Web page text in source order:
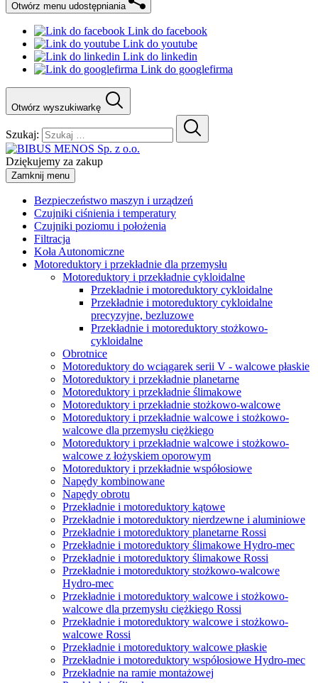
Otwórz menu udostępniania
Link do facebook
Link do youtube
Link do linkedin
Link do googlefirma
Otwórz wyszukiwarkę
Szukaj:
Dziękujemy za zakup
Zamknij menu
Bezpieczeństwo maszyn i urządzeń
Czujniki ciśnienia i temperatury
Czujniki poziomu i położenia
Filtracja
Koła Autonomiczne
Motoreduktory i przekładnie dla przemysłu
Motoreduktory i przekładnie cykloidalne
Przekładnie i motoreduktory cykloidalne
Przekładnie i motoreduktory cykloidalne
precyzyjne, bezluzowe
Przekładnie i motoreduktory stożkowo-
cykloidalne
Obrotnice
Motoreduktory do wciągarek serii V - walcowe płaskie
Motoreduktory i przekładnie planetarne
Motoreduktory i przekładnie ślimakowe
Motoreduktory i przekładnie stożkowo-walcowe
Motoreduktory i przekładnie walcowe i stożkowo-
walcowe dla przemysłu ciężkiego
Motoreduktory i przekładnie walcowe i stożkowo-
walcowe z łożyskiem oporowym
Motoreduktory i przekładnie współosiowe
Napędy kombinowane
Napędy obrotu
Przekładnie i motoreduktory kątowe
Przekładnie i motoreduktory nierdzewne i aluminiowe
Przekładnie i motoreduktory planetarne Rossi
Przekładnie i motoreduktory ślimakowe Hydro-mec
Przekładnie i motoreduktory ślimakowe Rossi
Przekładnie i motoreduktory stożkowo-walcowe
Hydro-mec
Przekładnie i motoreduktory walcowe i stożkowo-
walcowe dla przemysłu ciężkiego Rossi
Przekładnie i motoreduktory walcowe i stożkowo-
walcowe Rossi
Przekładnie i motoreduktory walcowe płaskie
Przekładnie i motoreduktory współosiowe Hydro-mec
Przekładnie na ramie montażowej